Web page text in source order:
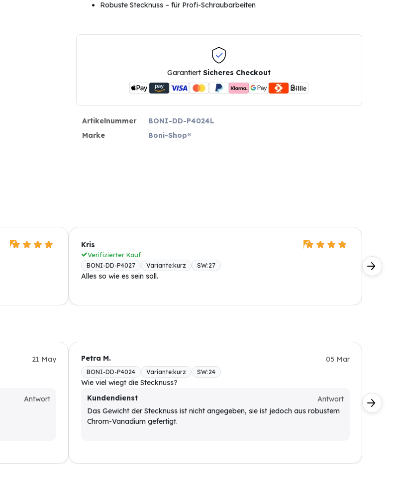
Robuste Stecknuss – für Profi-Schraubarbeiten
GarantiertSicheres Checkout
Artikelnummer
BONI-DD-P4024L
Marke
Boni-Shop®
Kris
Verifizierter Kauf
BONI-DD-P4027 Variante:kurz SW:27
Alles so wie es sein soll.
BONI-
Alles so
21 May
Antwort
Petra M. 05 Mar
BONI-DD-P4024 Variante: kurz SW:24
Wie viel wiegt die Stecknuss?
Kundendienst
Antwort
Das Gewicht der Stecknuss ist nicht angegeben, sie ist jedoch aus robustem
Chrom-Vanadium gefertigt.